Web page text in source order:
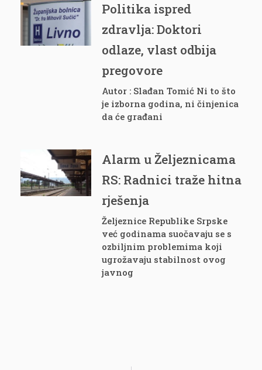
Politika ispred
zdravlja: Doktori
odlaze, vlast odbija
pregovore
Autor : Slađan Tomić Ni to što
je izborna godina, ni činjenica
da će građani
Alarm u Željeznicama
RS: Radnici traže hitna
rješenja
Željeznice Republike Srpske
već godinama suočavaju se s
ozbiljnim problemima koji
ugrožavaju stabilnost ovog
javnog